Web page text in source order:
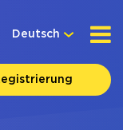
Deutsch